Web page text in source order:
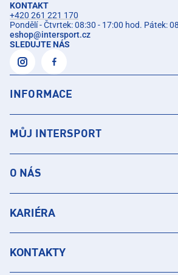
KONTAKT
+420 261 221 170
Pondělí - Čtvrtek: 08:30 - 17:00 hod. Pátek:
eshop@intersport.cz
SLEDUJTE NÁS
INFORMACE
MŮJ INTERSPORT
O NÁS
KARIÉRA
KONTAKTY